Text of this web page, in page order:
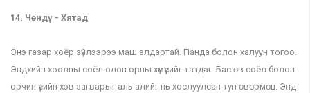
14. Чөндү - Хятад
Энэ газар хоёр зүйлээрээ маш алдартай. Панда болон халуун тогоо.
Эндхийн хоолны соёл олон орны хүмүүсийг татдаг. Бас өв соёл болон
орчин үеийн хэв загварыг аль алийг нь хослуулсан тун өвөрмөц. Энд